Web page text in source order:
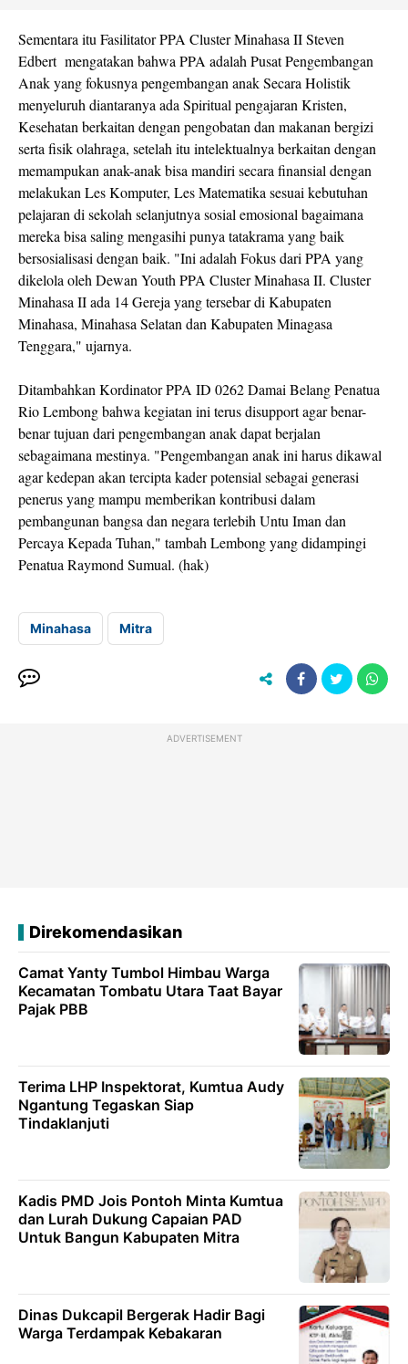
Sementara itu Fasilitator PPA Cluster Minahasa II Steven
Edbert mengatakan bahwa PPA adalah Pusat Pengembangan
Anak yang fokusnya pengembangan anak Secara Holistik
menyeluruh diantaranya ada Spiritual pengajaran Kristen,
Kesehatan berkaitan dengan pengobatan dan makanan bergizi
serta fisik olahraga, setelah itu intelektualnya berkaitan dengan
memampukan anak-anak bisa mandiri secara finansial dengan
melakukan Les Komputer, Les Matematika sesuai kebutuhan
pelajaran di sekolah selanjutnya sosial emosional bagaimana
mereka bisa saling mengasihi punya tatakrama yang baik
bersosialisasi dengan baik. "Ini adalah Fokus dari PPA yang
dikelola oleh Dewan Youth PPA Cluster Minahasa II. Cluster
Minahasa II ada 14 Gereja yang tersebar di Kabupaten
Minahasa, Minahasa Selatan dan Kabupaten Minagasa
Tenggara," ujarnya.
Ditambahkan Kordinator PPA ID 0262 Damai Belang Penatua
Rio Lembong bahwa kegiatan ini terus disupport agar benar-
benar tujuan dari pengembangan anak dapat berjalan
sebagaimana mestinya. "Pengembangan anak ini harus dikawal
agar kedepan akan tercipta kader potensial sebagai generasi
penerus yang mampu memberikan kontribusi dalam
pembangunan bangsa dan negara terlebih Untu Iman dan
Percaya Kepada Tuhan," tambah Lembong yang didampingi
Penatua Raymond Sumual. (hak)
Minahasa Mitra
ADVERTISEMENT
Direkomendasikan
Camat Yanty Tumbol Himbau Warga
Kecamatan Tombatu Utara Taat Bayar
Pajak PBB
Terima LHP Inspektorat, Kumtua Audy
Ngantung Tegaskan Siap
Tindaklanjuti
Kadis PMD Jois Pontoh Minta Kumtua
dan Lurah Dukung Capaian PAD
Untuk Bangun Kabupaten Mitra
Dinas Dukcapil Bergerak Hadir Bagi
Warga Terdampak Kebakaran